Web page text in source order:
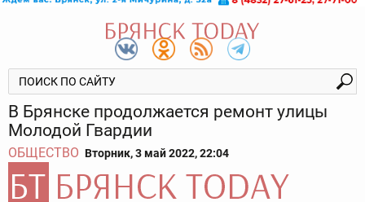
В Брянске продолжается ремонт улицы
Молодой Гвардии
ОБЩЕСТВО Вторник, 3 май 2022, 22:04